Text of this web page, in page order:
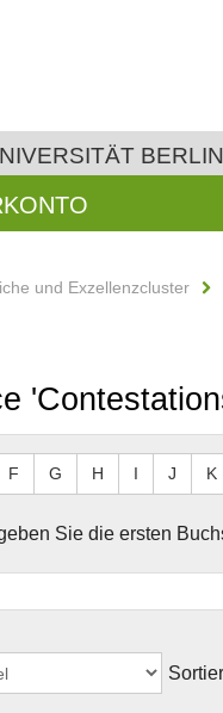
BERLIN
und Exzellenzcluster
F G H I J K
Sie die ersten